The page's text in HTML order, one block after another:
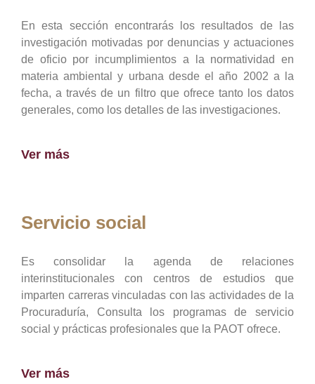
En esta sección encontrarás los resultados de las
investigación motivadas por denuncias y actuaciones
de oficio por incumplimientos a la normatividad en
materia ambiental y urbana desde el año 2002 a la
fecha, a través de un filtro que ofrece tanto los datos
generales, como los detalles de las investigaciones.
Ver más
Servicio social
Es consolidar la agenda de relaciones
interinstitucionales con centros de estudios que
imparten carreras vinculadas con las actividades de la
Procuraduría, Consulta los programas de servicio
social y prácticas profesionales que la PAOT ofrece.
Ver más